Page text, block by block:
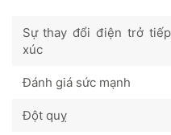
Sự thay đổi điện trở tiếp
xúc
Đánh giá sức mạnh
Đột quỵ